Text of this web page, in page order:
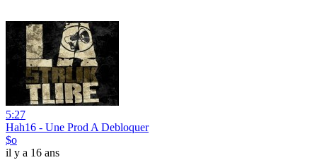
5:27
Hah16 - Une Prod A Debloquer
$o
il y a 16 ans